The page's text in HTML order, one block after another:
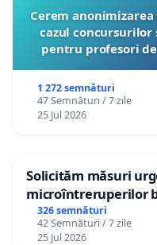
Cerem
cazul concursurilor
pentru profesori
1 272 semnături
47 Semnături / 7 zile
25 Jul 2026
Solicităm măsuri
microîntreruperilor
Sâncraiu de Mureș și
326 semnături
42 Semnături / 7 zile
25 Jul 2026